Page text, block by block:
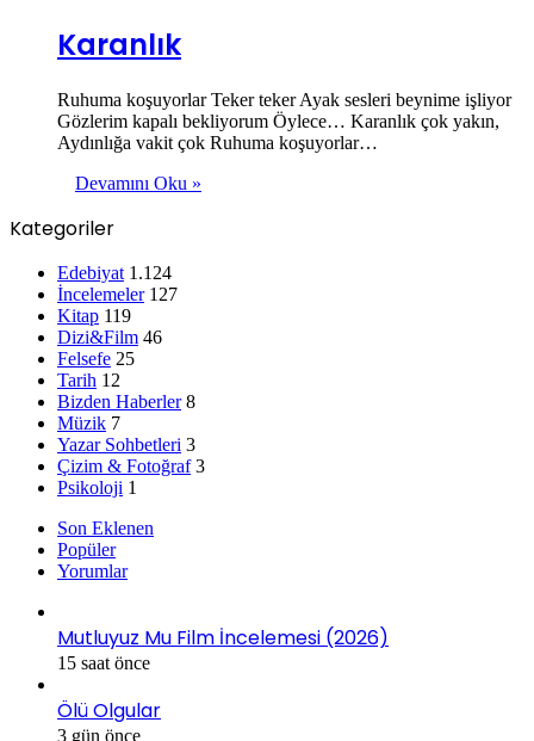
Karanlık
Ruhuma koşuyorlar Teker teker Ayak sesleri beynime işliyor
Gözlerim kapalı bekliyorum Öylece… Karanlık çok yakın,
Aydınlığa vakit çok Ruhuma koşuyorlar…
Devamını Oku »
Kategoriler
Edebiyat 1.124
İncelemeler 127
Kitap 119
Dizi&Film 46
Felsefe 25
Tarih 12
Bizden Haberler 8
Müzik 7
Yazar Sohbetleri 3
Çizim & Fotoğraf 3
Psikoloji 1
Son Eklenen
Popüler
Yorumlar
Mutluyuz Mu Film İncelemesi (2026)
15 saat önce
Ölü Olgular
3 gün önce